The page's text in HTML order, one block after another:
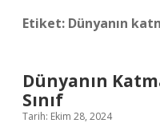
Etiket: Dünyanın
Dünyanın
Sınıf
Tarih: Ekim 28, 2024